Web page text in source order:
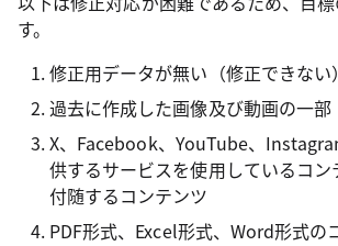
す。
修正用データが無い（修正できない
過去に作成した画像及び動画の一部
X、Facebook、YouTube、
供するサービスを使用しているコ
付随するコンテンツ
PDF形式、Excel形式、Word形式の